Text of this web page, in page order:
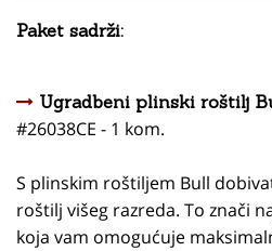
Paket sadrži:
Ugradbeni plinski roštilj
#26038CE - 1 kom.
S plinskim roštiljem Bull
roštilj višeg razreda. To znači
koja vam omogućuje